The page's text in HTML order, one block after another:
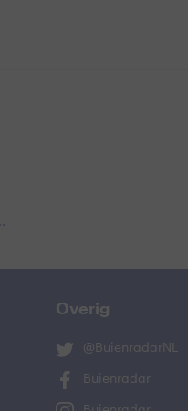
Overig
@BuienradarNL
Buienradar